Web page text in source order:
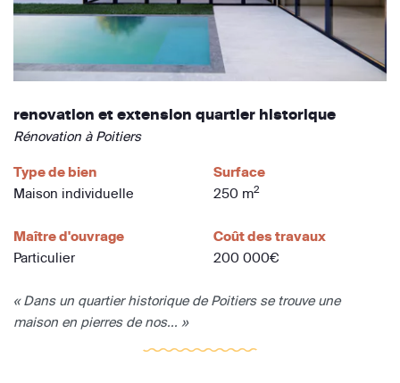
renovation et extension quartier historique
Rénovation à Poitiers
Type de bien
Maison individuelle
Surface
250 m2
Maître d'ouvrage
Particulier
Coût des travaux
200 000€
« Dans un quartier historique de Poitiers se trouve une
maison en pierres de nos... »